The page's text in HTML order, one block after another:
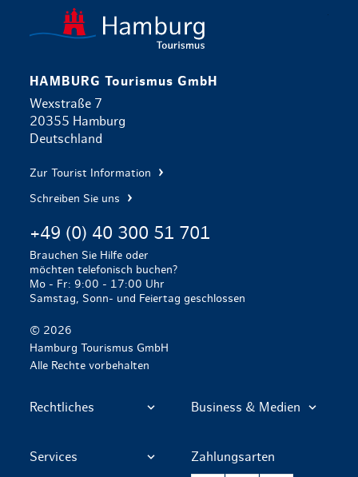
HAMBURG Tourismus GmbH
Wexstraße 7
20355 Hamburg
Deutschland
Zur Tourist Information
Schreiben Sie uns
+49 (0) 40 300 51 701
Brauchen Sie Hilfe oder
möchten telefonisch buchen?
Mo - Fr: 9:00 - 17:00 Uhr
Samstag, Sonn- und Feiertag geschlossen
© 2026
Hamburg Tourismus GmbH
Alle Rechte vorbehalten
Rechtliches Business & Medien
Services Zahlungsarten